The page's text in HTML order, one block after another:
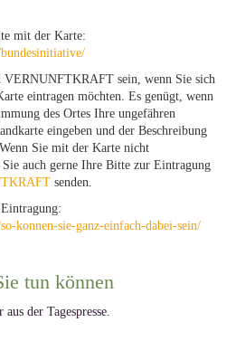
mit der Karte:
VERNUNFTKRAFT sein, wenn Sie sich
eintragen möchten. Es genügt, wenn
des Ortes Ihre ungefähren
eingeben und der Beschreibung
Sie mit der Karte nicht
auch gerne Ihre Bitte zur Eintragung
senden.
konnen-sie-ganz-einfach-dabei-sein/
tun können
der Tagespresse.